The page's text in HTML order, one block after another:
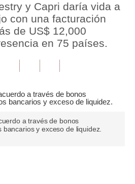
y Capri daría vida a
con una facturación
de US$ 12,000
en 75 países.
a través de bonos
y exceso de liquidez.